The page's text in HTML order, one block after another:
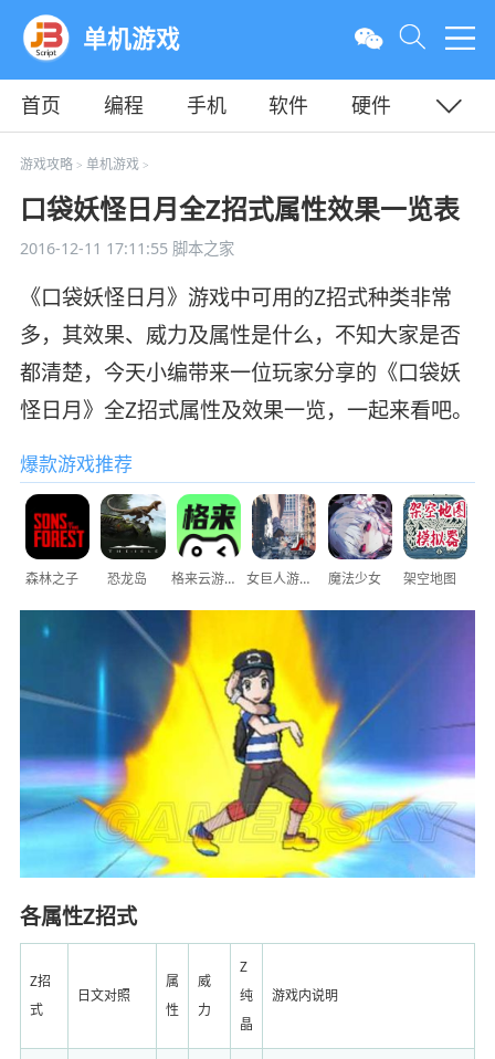
单机游戏
首页 编程 手机 软件
硬件
教程
平面
游戏攻略> 单机游戏>
口袋妖怪日月全Z招式属性效果一览表
2016-12-11 17:11:55脚本之家
《口袋妖怪日月》游戏中可用的Z招式种类非常
多，其效果、威力及属性是什么，不知大家是否
都清楚，今天小编带来一位玩家分享的《口袋妖
怪日月》全Z招式属性及效果一览，一起来看吧。
爆款游戏推荐
森林之子 恐龙岛 格来云游戏 女巨人游乐场 魔法少女 架空地图
各属性Z招式
Z招
式
日文对照
属
性
威
力
Z
纯
晶
游戏内说明